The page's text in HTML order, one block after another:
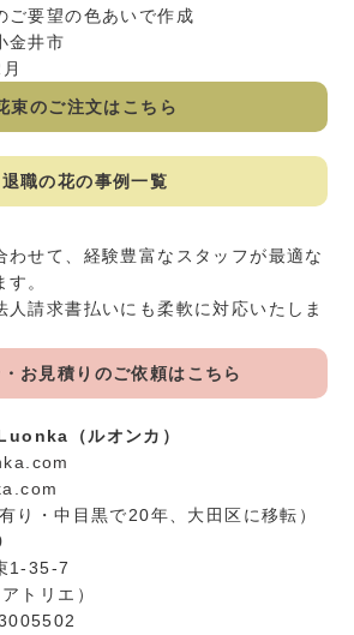
ご要望の色あいで作成
金井市
束のご注文はこちら
退職の花の事例一覧
わせて、経験豊富なスタッフが最適な
。
人請求書払いにも柔軟に対応いたしま
お見積りのご依頼はこちら
（ルオンカ）
り・中目黒で20年、大田区に移転）
1-35-7
トリエ）